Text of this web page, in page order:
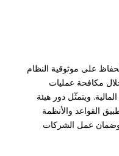
على موثوقية النظام
مكافحة عمليات
ويتمثّل دور هيئة
القواعد والأنظمة
وضمان عمل الشركات